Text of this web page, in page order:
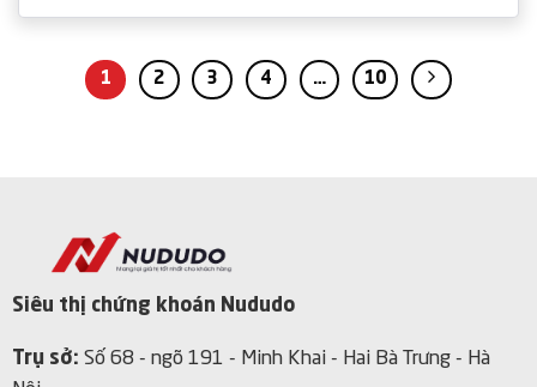
1 2 3 4 … 10
Siêu thị chứng khoán Nududo
Trụ sở: Số 68 - ngõ 191 - Minh Khai - Hai Bà Trưng - Hà